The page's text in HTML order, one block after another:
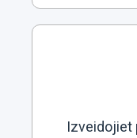
Izveidojiet